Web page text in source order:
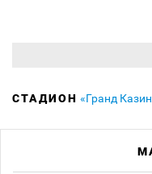
СТАДИОН «Гранд